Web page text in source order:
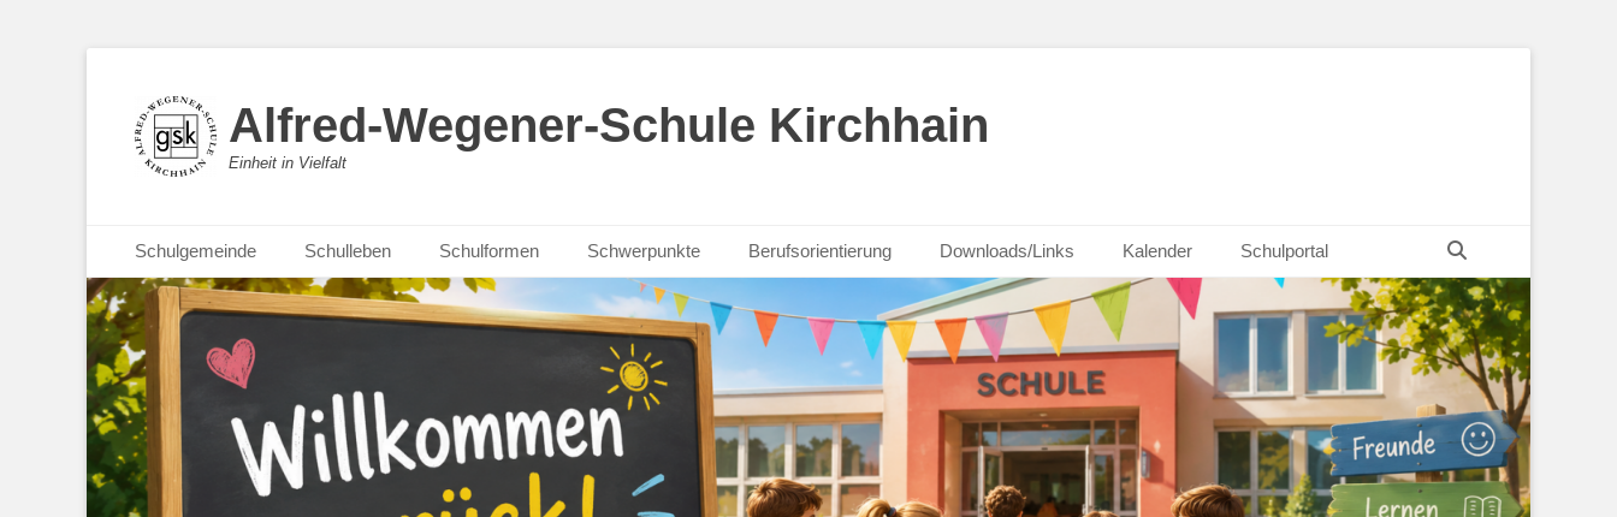
Alfred-Wegener-Schule Kirchhain
Einheit in Vielfalt
Primäres Menü
Inhalt
springen
Schulgemeinde Schulleben Schulformen Schwerpunkte Berufsorientierung Downloads/Links Kalender Schulportal